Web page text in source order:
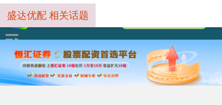
盛达优配 相关话题